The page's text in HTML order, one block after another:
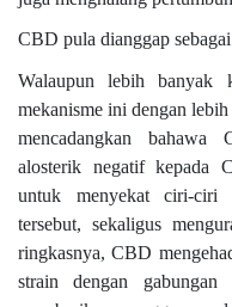
CBD pula dianggap
Walaupun lebih banyak
mekanisme ini dengan
mencadangkan bahawa
alosterik negatif kepada
untuk menyekat ciri-ciri
tersebut, sekaligus
ringkasnya, CBD
strain dengan